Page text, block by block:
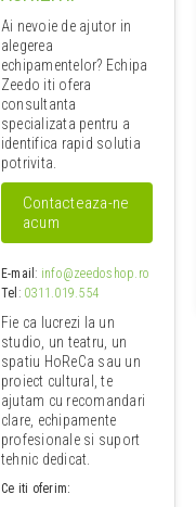
Ai nevoie de ajutor in
alegerea
echipamentelor? Echipa
Zeedo iti ofera
consultanta
specializata pentru a
identifica rapid solutia
potrivita.
Contacteaza-ne
acum
E-mail : info@zeedoshop.ro
Tel : 0311.019.554
Fie ca lucrezi la un
studio, un teatru, un
spatiu HoReCa sau un
proiect cultural, te
ajutam cu recomandari
clare, echipamente
profesionale si suport
tehnic dedicat.
Ce iti oferim: